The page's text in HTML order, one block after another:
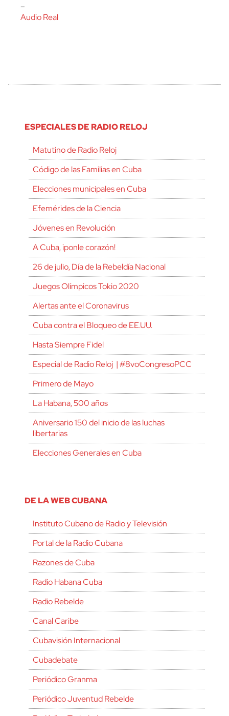
–
Audio Real
ESPECIALES DE RADIO RELOJ
Matutino de Radio Reloj
Código de las Familias en Cuba
Elecciones municipales en Cuba
Efemérides de la Ciencia
Jóvenes en Revolución
A Cuba, ¡ponle corazón!
26 de julio, Día de la Rebeldía Nacional
Juegos Olímpicos Tokio 2020
Alertas ante el Coronavirus
Cuba contra el Bloqueo de EE.UU.
Hasta Siempre Fidel
Especial de Radio Reloj | #8voCongresoPCC
Primero de Mayo
La Habana, 500 años
Aniversario 150 del inicio de las luchas
libertarias
Elecciones Generales en Cuba
DE LA WEB CUBANA
Instituto Cubano de Radio y Televisión
Portal de la Radio Cubana
Razones de Cuba
Radio Habana Cuba
Radio Rebelde
Canal Caribe
Cubavisión Internacional
Cubadebate
Periódico Granma
Periódico Juventud Rebelde